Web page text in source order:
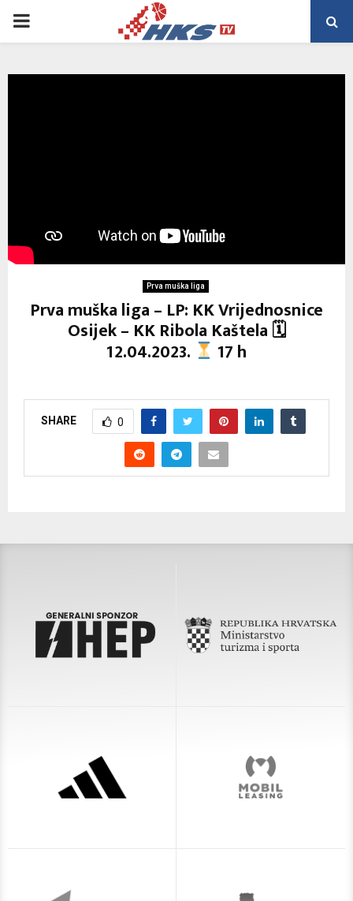
PRIMARY
Prva muška liga
Prva muška liga – LP: KK Vrijednosnice
Osijek – KK Ribola Kaštela 🗓
12.04.2023. 17 h
SHARE 0